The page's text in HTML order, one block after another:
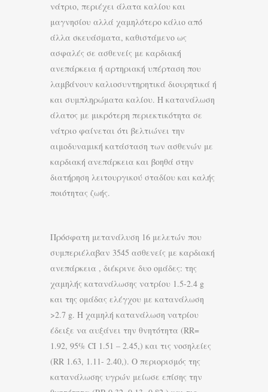
νάτριο, περιέχει άλατα καλίου και
μαγνησίου αλλά χαμηλότερο κάλιο από
άλλα σκευάσματα, καθιστάμενο ως
ασφαλές σε ασθενείς με καρδιακή
ανεπάρκεια ή αρτηριακή υπέρταση που
λαμβάνουν καλιοσυντηρητικά διουρητικά ή
και συμπληρώματα καλίου. Η κατανάλωση
άλατος με μικρότερη περιεκτικότητα σε
νάτριο φαίνεται ότι βελτιώνει την
αιμοδυναμική κατάσταση των ασθενών με
καρδιακή ανεπάρκεια και βοηθά στην
διατήρηση λειτουργικού σταδίου και καλής
ποιότητας ζωής.
Πρόσφατη μετανάλυση 16 μελετών που
συμπεριέλαβαν 3545 ασθενείς με καρδιακή
ανεπάρκεια , διέκρινε δυο ομάδες: της
χαμηλής κατανάλωσης νατρίου 1.5-2.4 g
και της ομάδας ελέγχου με κατανάλωση
>2.7 g. Η χαμηλή κατανάλωση νατρίου
έδειξε να αυξάνει την θνητότητα (RR=
1.92, 95% CI 1.51 – 2.45,) και τις νοσηλείες
(RR 1.63, 1.11- 2.40,). Ο περιορισμός της
κατανάλωσης υγρών μείωσε επίσης την